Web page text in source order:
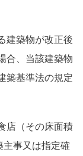
建築物が改正後
合、当該建築物
築基準法の規定
店（その床面積
事又は指定確